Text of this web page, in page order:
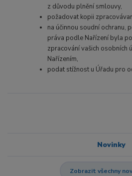
Novinky
Zobrazit všechny
z důvodu plnění smlouvy,
požadovat kopii
na účinnou soudní ochranu,
práva podle Nařízení byla
zpracování vašich osobních
Nařízením,
podat stížnost u Úřadu pro